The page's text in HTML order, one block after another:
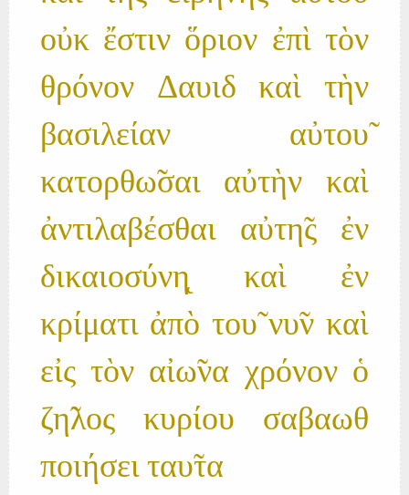
οὐκ ἔστιν ὅριον ἐπὶ τὸν
θρόνον Δαυιδ καὶ τὴν
βασιλείαν αὐτου̃
κατορθω̃σαι αὐτὴν καὶ
ἀντιλαβέσθαι αὐτη̃ς ἐν
δικαιοσύνη̨ καὶ ἐν
κρίματι ἀπὸ του̃ νυ̃ν καὶ
εἰς τὸν αἰω̃να χρόνον ὁ
ζη̃λος κυρίου σαβαωθ
ποιήσει ταυ̃τα